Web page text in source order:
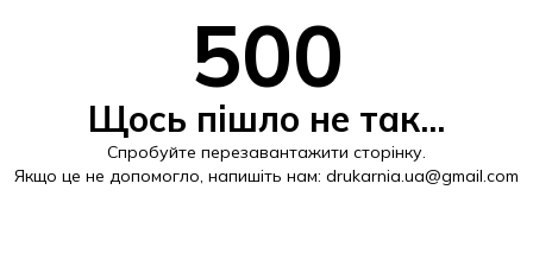
500
Щось пішло не так...
Спробуйте перезавантажити сторінку.
Якщо це не допомогло, напишіть нам: drukarnia.ua@gmail.com